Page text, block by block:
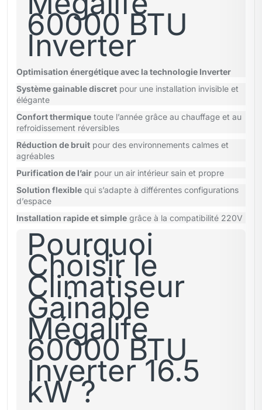
60000 BTU
Inverter
Optimisation énergétique avec la technologie Inverter
Système gainable discret pour une installation invisible et
élégante
Confort thermique toute l’année grâce au chauffage et au
refroidissement réversibles
Réduction de bruit pour des environnements calmes et
agréables
Purification de l’air pour un air intérieur sain et propre
Solution flexible qui s’adapte à différentes configurations
d’espace
Installation rapide et simple grâce à la compatibilité 220V
Pourquoi
Choisir le
Climatiseur
Gainable
Mégalife
60000 BTU
Inverter 16.5
kW ?